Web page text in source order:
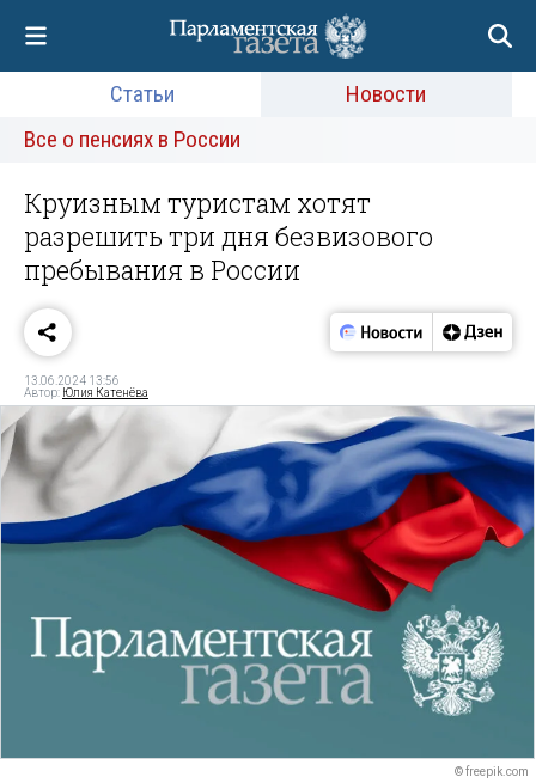
Статьи
Новости
Все о пенсиях в России
Круизным туристам хотят
разрешить три дня безвизового
пребывания в России
13.06.2024 13:56
Автор: Юлия Катенёва
© freepik.com